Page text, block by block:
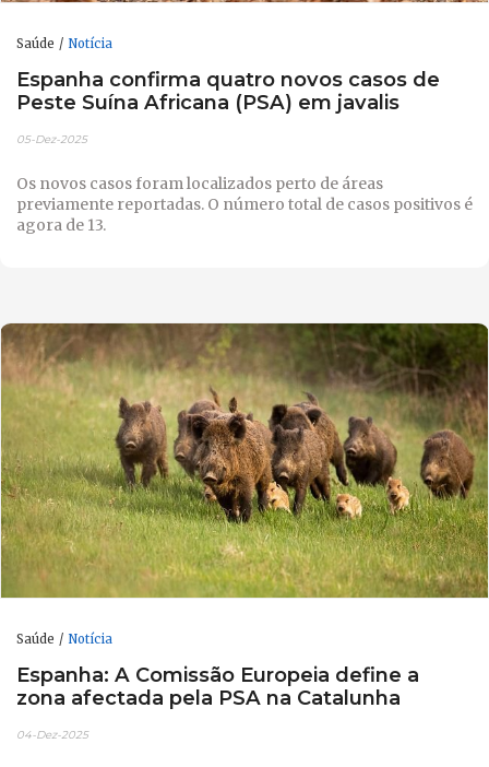
Saúde Notícia
Espanha confirma quatro novos casos de
Peste Suína Africana (PSA) em javalis
05-Dez-2025
Os novos casos foram localizados perto de áreas
previamente reportadas. O número total de casos positivos é
agora de 13.
Saúde Notícia
Espanha: A Comissão Europeia define a
zona afectada pela PSA na Catalunha
04-Dez-2025